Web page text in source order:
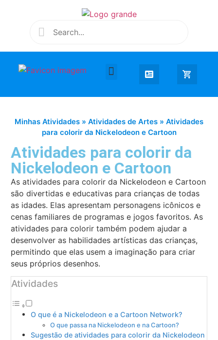
Minhas Atividades » Atividades de Artes » Atividades
para colorir da Nickelodeon e Cartoon
Atividades para colorir da
Nickelodeon e Cartoon
As atividades para colorir da Nickelodeon e Cartoon
são divertidas e educativas para crianças de todas
as idades. Elas apresentam personagens icônicos e
cenas familiares de programas e jogos favoritos. As
atividades para colorir também podem ajudar a
desenvolver as habilidades artísticas das crianças,
permitindo que elas usem a imaginação para criar
seus próprios desenhos.
Atividades
O que é a Nickelodeon e a Cartoon Network?
O que passa na Nickelodeon e na Cartoon?
Sugestão de atividades para colorir da Nickelodeon